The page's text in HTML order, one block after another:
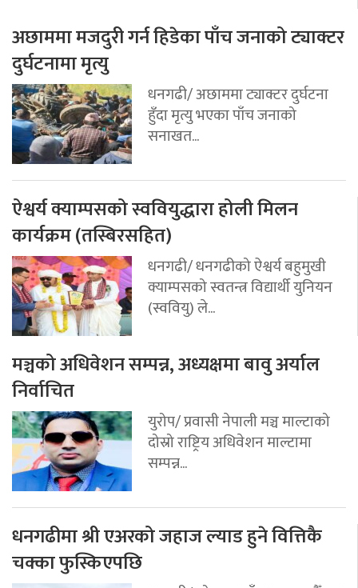
अछाममा मजदुरी गर्न हिडेका पाँच जनाको ट्याक्टर
दुर्घटनामा मृत्यु
धनगढी/ अछाममा ट्याक्टर दुर्घटना
हुँदा मृत्यु भएका पाँच जनाको
सनाखत...
ऐश्वर्य क्याम्पसको स्ववियुद्धारा होली मिलन
कार्यक्रम (तस्बिरसहित)
धनगढी/ धनगढीको ऐश्वर्य बहुमुखी
क्याम्पसको स्वतन्त्र विद्यार्थी युनियन
(स्ववियु) ले...
मञ्चको अधिवेशन सम्पन्न, अध्यक्षमा बावु अर्याल
निर्वाचित
युरोप/ प्रवासी नेपाली मञ्च माल्टाको
दोस्रो राष्ट्रिय अधिवेशन माल्टामा
सम्पन्न...
धनगढीमा श्री एअरको जहाज ल्याड हुने वित्तिकै
चक्का फुस्किएपछि